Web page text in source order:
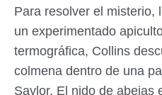
Para resolver el misterio,
un experimentado
termográfica, Collins
colmena dentro de una
Saylor. El nido de abejas